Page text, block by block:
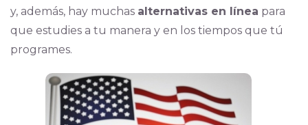
y, además, hay muchas alternativas en línea para
que estudies a tu manera y en los tiempos que tú
programes.